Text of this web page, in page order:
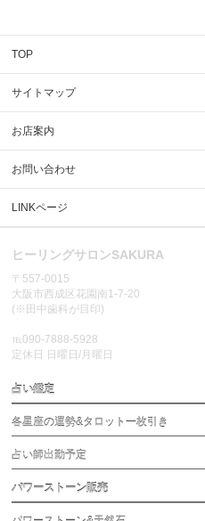
TOP
サイトマップ
お店案内
お問い合わせ
LINKページ
ヒーリングサロンSAKURA
〒557-0015
大阪市西成区花園南1-7-20
(※田中歯科が目印)
℡090-7888-5928
定休日 日曜日/月曜日
占い鑑定
各星座の運勢&タロット一枚引き
占い師出勤予定
パワーストーン販売